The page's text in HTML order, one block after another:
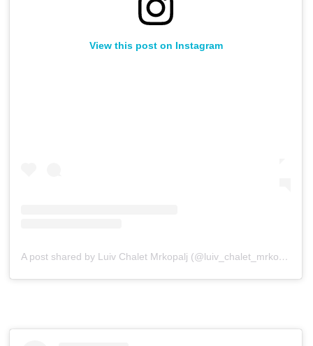
View this post on Instagram
A post shared by Luiv Chalet Mrkopalj (@luiv_chalet_mrkopalj)